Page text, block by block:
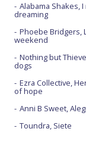
Alabama Shakes,
dreaming
Phoebe Bridgers,
weekend
Nothing but
dogs
Ezra Collective,
of hope
Anni B Sweet,
Toundra, Siete